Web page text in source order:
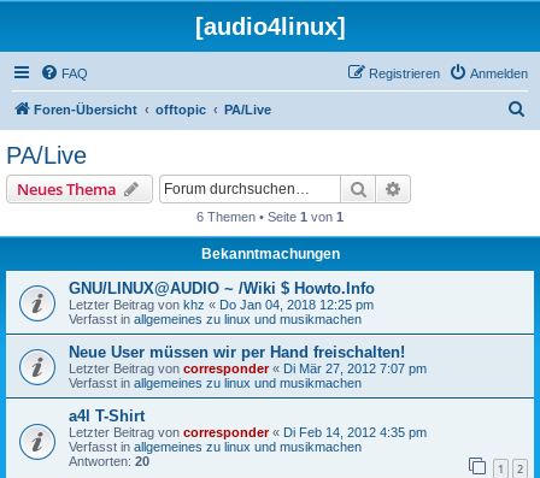
[audio4linux]
FAQ Anmelden
Registrieren
Foren-Übersicht offtopic PA/Live
PA/Live
Neues Thema Suche
6 Themen • Seite 1 von 1
Bekanntmachungen
GNU/LINUX@AUDIO ~ /Wiki $ Howto.Info
Letzter Beitrag von khz « Do Jan 04, 2018 12:25 pm
Verfasst in allgemeines zu linux und musikmachen
Neue User müssen wir per Hand freischalten!
Letzter Beitrag von corresponder« Di Mär 27, 2012 7:07 pm
Verfasst in allgemeines zu linux und musikmachen
a4l T-Shirt
Letzter Beitrag von corresponder« Di Feb 14, 2012 4:35 pm
Verfasst in allgemeines zu linux und musikmachen
Antworten: 20 1 2